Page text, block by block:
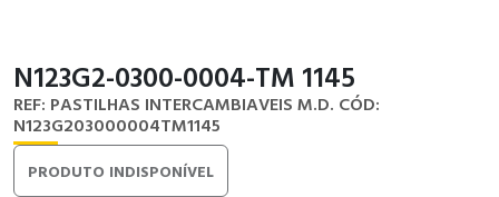
N123G2-0300-0004-TM 1145
REF: PASTILHAS INTERCAMBIAVEIS M.D. CÓD:
N123G203000004TM1145
PRODUTO INDISPONÍVEL